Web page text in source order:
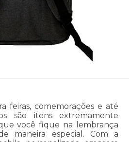
feiras, comemorações e até
são itens extremamente
você fique na lembrança
maneira especial. Com a